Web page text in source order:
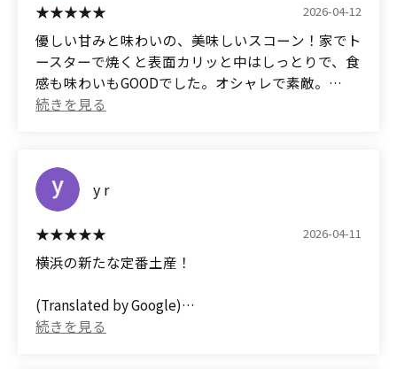
・カカオショコラ
有機カカオニブのほろ苦さがアクセント。
甘すぎない大人向けの味。
・焼き芋
紅はるかを焼き芋にして練り込み。
冷凍で2週間ほど保存できるので、まとめ買いもし
やすいです。
■ お店の雰囲気
白を基調とした明るい店内。
らかく、入りやすい印象でした。
男性一人でも入りにくさは感じません。
キャッシュレス決済対応
紙袋無料
駐車場なし
(Translated by Google)
◆Earl Grey (470 yen)
Reheating makes them crispy and fluffy!
The Black Bean Matcha Latte has white chocolate
inside, making it truly taste like a latte.
The Maple Walnut Rice Flour has a nice crisp
texture from the rice flour.
2026-04-12
優しい甘みと味わいの、美味しいスコーン！家でト
ースターで焼くと表面カリッと中はしっとりで、食
感も味わいもGOODでした。オシャレで素敵。
flavor! When toasted at home, the outside was
crispy and the inside was moist, making for a great
texture and taste. Stylish and lovely.
y r
2026-04-11
横浜の新たな定番土産！
(Translated by Google)
A new must-have souvenir from Yokohama!